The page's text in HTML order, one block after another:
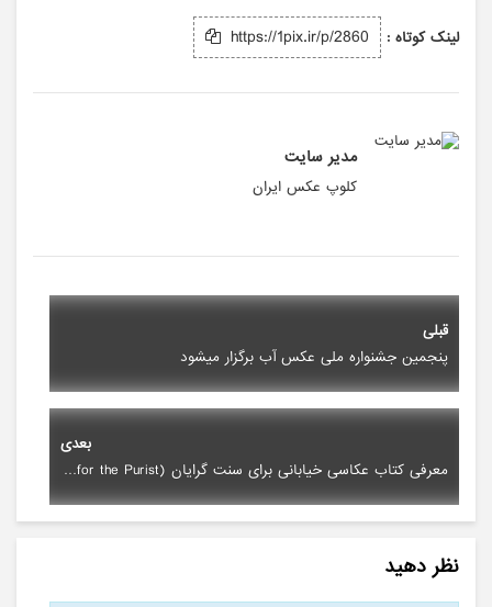
لینک کوتاه : https://1pix.ir/p/2860
مدیر سایت
کلوپ عکس ایران
قبلی
پنجمین جشنواره ملی عکس آب برگزار میشود
بعدی
معرفی کتاب عکاسی خیابانی برای سنت گرایان (Street Photography for the Purist)
نظر دهید